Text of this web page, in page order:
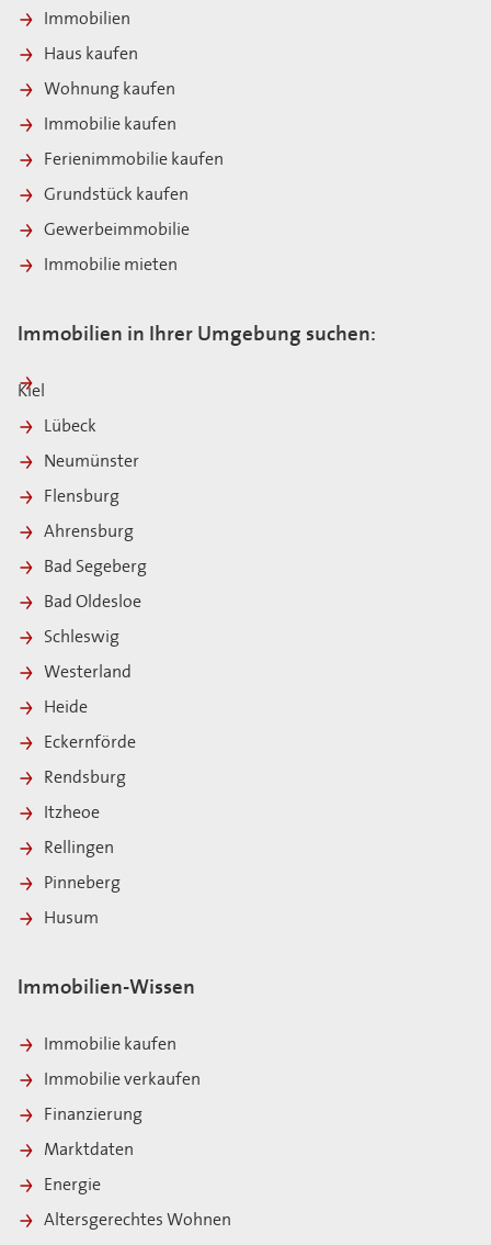
Immobilien
Haus kaufen
Wohnung kaufen
Immobilie kaufen
Ferienimmobilie kaufen
Grundstück kaufen
Gewerbeimmobilie
Immobilie mieten
Immobilien in Ihrer Umgebung suchen:
Kiel
Lübeck
Neumünster
Flensburg
Ahrensburg
Bad Segeberg
Bad Oldesloe
Schleswig
Westerland
Heide
Eckernförde
Rendsburg
Itzheoe
Rellingen
Pinneberg
Husum
Immobilien-Wissen
Immobilie kaufen
Immobilie verkaufen
Finanzierung
Marktdaten
Energie
Altersgerechtes Wohnen